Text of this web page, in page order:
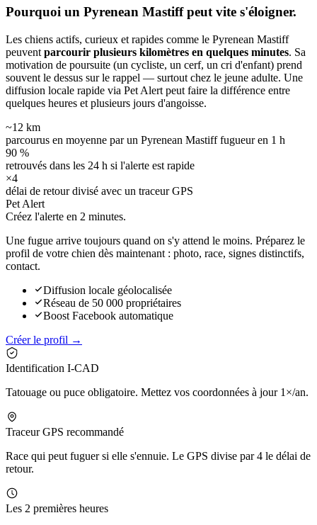
Pourquoi un Pyrenean Mastiff peut vite s'éloigner.
Les chiens actifs, curieux et rapides comme le Pyrenean Mastiff
peuvent parcourir plusieurs kilomètres en quelques minutes. Sa
motivation de poursuite (un cycliste, un cerf, un cri d'enfant) prend
souvent le dessus sur le rappel — surtout chez le jeune adulte. Une
diffusion locale rapide via Pet Alert peut faire la différence entre
quelques heures et plusieurs jours d'angoisse.
~12 km
parcourus en moyenne par un Pyrenean Mastiff fugueur en 1 h
90 %
retrouvés dans les 24 h si l'alerte est rapide
×4
délai de retour divisé avec un traceur GPS
Pet Alert
Créez l'alerte en 2 minutes.
Une fugue arrive toujours quand on s'y attend le moins. Préparez le
profil de votre chien dès maintenant : photo, race, signes distinctifs,
contact.
Diffusion locale géolocalisée
Réseau de 50 000 propriétaires
Boost Facebook automatique
Créer le profil →
Identification I-CAD
Tatouage ou puce obligatoire. Mettez vos coordonnées à jour 1×/an.
Traceur GPS recommandé
Race qui peut fuguer si elle s'ennuie. Le GPS divise par 4 le délai de
retour.
Les 2 premières heures